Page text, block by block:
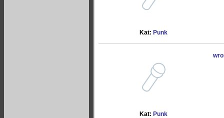
Kat: Punk
Kat: Punk